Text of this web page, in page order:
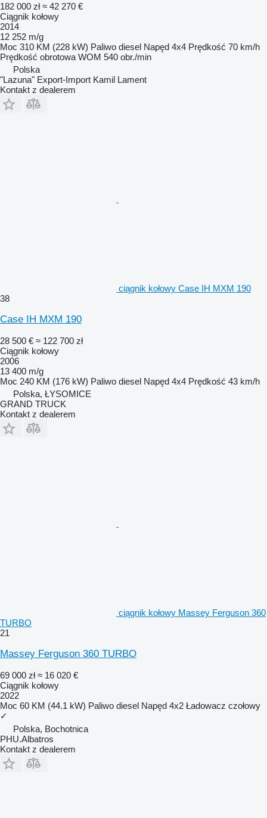
182 000 zł ≈ 42 270 €
Ciągnik kołowy
2014
12 252 m/g
Moc 310 KM (228 kW) Paliwo diesel Napęd 4x4 Prędkość 70 km/h
Prędkość obrotowa WOM 540 obr./min
Polska
"Lazuna" Export-Import Kamil Lament
Kontakt z dealerem
ciągnik kołowy Case IH MXM 190
38
Case IH MXM 190
28 500 € ≈ 122 700 zł
Ciągnik kołowy
2006
13 400 m/g
Moc 240 KM (176 kW) Paliwo diesel Napęd 4x4 Prędkość 43 km/h
Polska, ŁYSOMICE
GRAND TRUCK
Kontakt z dealerem
ciągnik kołowy Massey Ferguson 360
TURBO
21
Massey Ferguson 360 TURBO
69 000 zł ≈ 16 020 €
Ciągnik kołowy
2022
Moc 60 KM (44.1 kW) Paliwo diesel Napęd 4x2 Ładowacz czołowy
✓
Polska, Bochotnica
PHU.Albatros
Kontakt z dealerem